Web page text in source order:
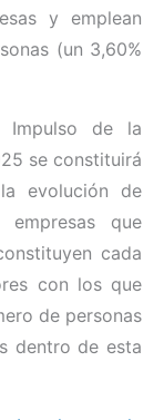
y emplean
(un 3,60%
Impulso de la
se constituirá
evolución de
que
cada
con los que
de personas
dentro de esta